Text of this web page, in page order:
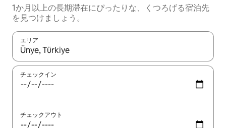
1か月以上の長期滞在にぴったりな、くつろげる宿泊先
を見つけましょう。
エリア
検索結果が表示されたら、上下の矢印キーを使って移動するか
チェックイン
チェックアウト